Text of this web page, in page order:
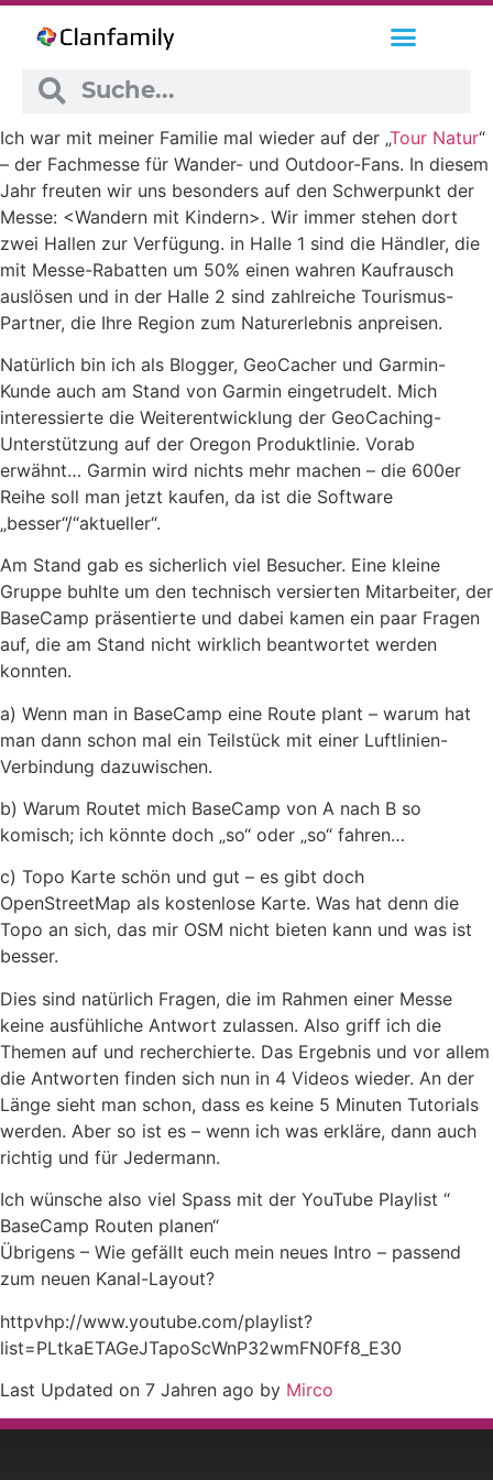
Ich war mit meiner Familie mal wieder auf der „Tour Natur“
– der Fachmesse für Wander- und Outdoor-Fans. In diesem
Jahr freuten wir uns besonders auf den Schwerpunkt der
Messe: <Wandern mit Kindern>. Wir immer stehen dort
zwei Hallen zur Verfügung. in Halle 1 sind die Händler, die
mit Messe-Rabatten um 50% einen wahren Kaufrausch
auslösen und in der Halle 2 sind zahlreiche Tourismus-
Partner, die Ihre Region zum Naturerlebnis anpreisen.
Natürlich bin ich als Blogger, GeoCacher und Garmin-
Kunde auch am Stand von Garmin eingetrudelt. Mich
interessierte die Weiterentwicklung der GeoCaching-
Unterstützung auf der Oregon Produktlinie. Vorab
erwähnt… Garmin wird nichts mehr machen – die 600er
Reihe soll man jetzt kaufen, da ist die Software
„besser“/“aktueller“.
Am Stand gab es sicherlich viel Besucher. Eine kleine
Gruppe buhlte um den technisch versierten Mitarbeiter, der
BaseCamp präsentierte und dabei kamen ein paar Fragen
auf, die am Stand nicht wirklich beantwortet werden
konnten.
a) Wenn man in BaseCamp eine Route plant – warum hat
man dann schon mal ein Teilstück mit einer Luftlinien-
Verbindung dazuwischen.
b) Warum Routet mich BaseCamp von A nach B so
komisch; ich könnte doch „so“ oder „so“ fahren…
c) Topo Karte schön und gut – es gibt doch
OpenStreetMap als kostenlose Karte. Was hat denn die
Topo an sich, das mir OSM nicht bieten kann und was ist
besser.
Dies sind natürlich Fragen, die im Rahmen einer Messe
keine ausfühliche Antwort zulassen. Also griff ich die
Themen auf und recherchierte. Das Ergebnis und vor allem
die Antworten finden sich nun in 4 Videos wieder. An der
Länge sieht man schon, dass es keine 5 Minuten Tutorials
werden. Aber so ist es – wenn ich was erkläre, dann auch
richtig und für Jedermann.
Ich wünsche also viel Spass mit der YouTube Playlist “
BaseCamp Routen planen“
Übrigens – Wie gefällt euch mein neues Intro – passend
zum neuen Kanal-Layout?
httpvhp://www.youtube.com/playlist?
list=PLtkaETAGeJTapoScWnP32wmFN0Ff8_E30
Last Updated on 7 Jahren ago by Mirco